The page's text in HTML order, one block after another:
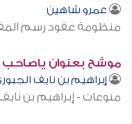
عمرو شاهين
منظومة عقود رسم
موشح بعنوان ياصاحب
إبراهيم بن نايف
منوعات - إبراهيم بن